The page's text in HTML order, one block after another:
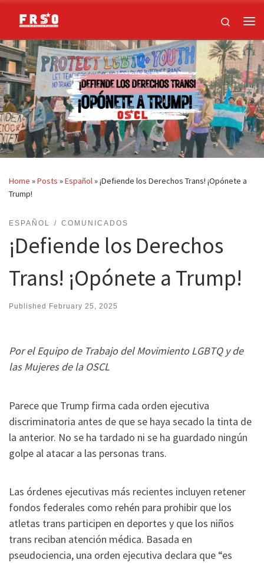
Skip to content
Search
Home »Posts »Español»¡Defiende los Derechos Trans! ¡Opónete a
Trump!
ESPAÑOL COMUNICADOS
¡Defiende los Derechos
Trans! ¡Opónete a Trump!
Published February 25, 2025
Por el Equipo de Trabajo del Movimiento LGBTQ y de
las Mujeres de la OSCL
Parece que Trump firma cada orden ejecutiva
discriminatoria antes de que se haya secado la tinta de
la anterior. No se ha tardado ni se ha guardado ningún
golpe al atacar a las personas trans.
Las órdenes ejecutivas más recientes incluyen retener
fondos federales como rehén para prohibir que los
atletas trans participen en deportes y que los niños
trans reciban atención médica. Basada en
pseudociencia, una orden ejecutiva declara que “es